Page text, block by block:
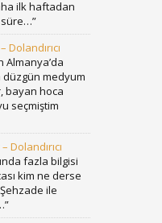
ilk haftadan
süre…”
düzgün medyum
bayan hoca
seçmiştim
Dolandırıcı
fazla bilgisi
kim ne derse
ile
”